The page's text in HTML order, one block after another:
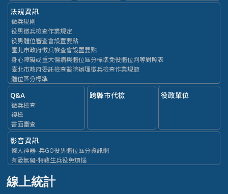
法規資訊
徵兵規則
役男徵兵檢查作業規定
役男體位審查會設置要點
臺北市政府徵兵檢查會設置要點
身心障礙或重大傷病與體位區分標準免役體位判等對照表
臺北市政府委託檢查醫院辦理徵兵檢查作業規範
體位區分標準
Q&A
徵兵檢查
複檢
書面審查
跨縣市代檢 役政單位
影音資訊
懶人神器–兵GO役男體位區分資訊網
有愛無礙-特教生兵役免煩惱
線上統計